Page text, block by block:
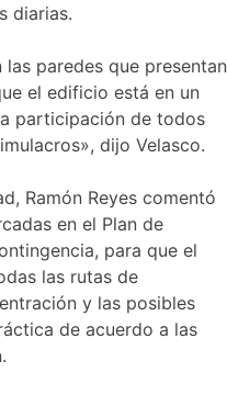
diarias.
paredes que presentan
el edificio está en un
participación de todos
dijo Velasco.
Ramón Reyes comentó
en el Plan de
para que el
las rutas de
y las posibles
de acuerdo a las